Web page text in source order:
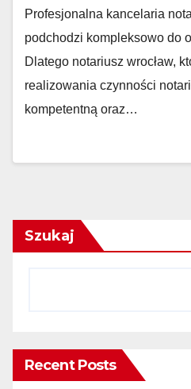
Profesjonalna kancelaria
podchodzi kompleksowo do
Dlatego notariusz wrocław,
realizowania czynności
kompetentną oraz…
Szukaj
Recent Posts